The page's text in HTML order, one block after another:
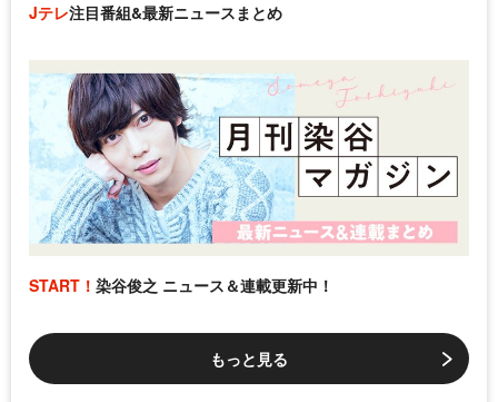
Jテレ注目番組&最新ニュースまとめ
START！ 染谷俊之 ニュース＆連載更新中！
もっと見る